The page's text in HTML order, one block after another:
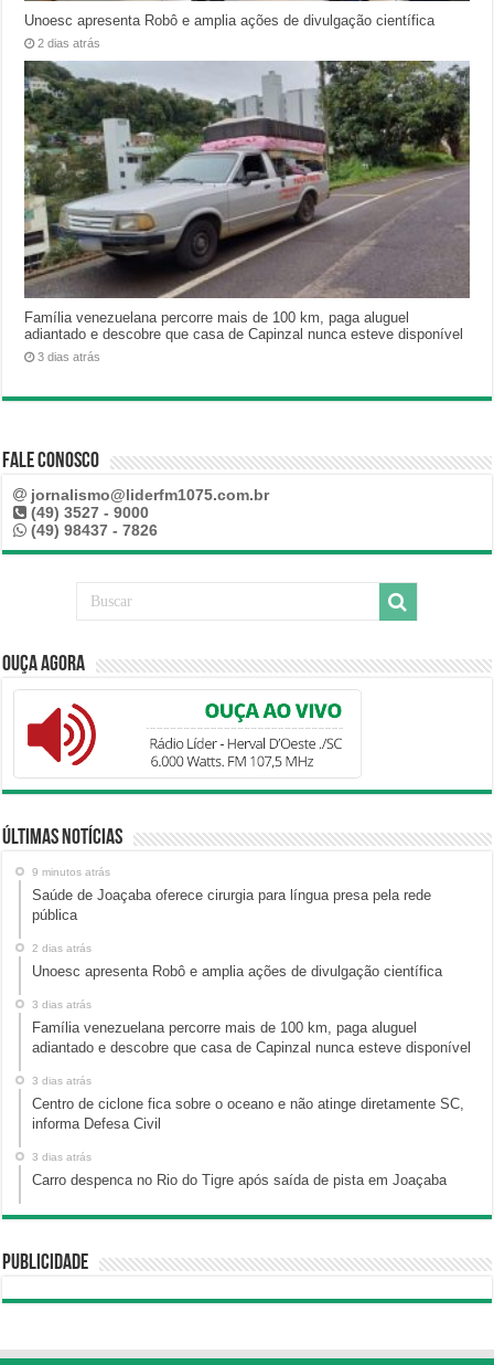
Unoesc apresenta Robô e amplia ações de divulgação científica
2 dias atrás
Família venezuelana percorre mais de 100 km, paga aluguel
adiantado e descobre que casa de Capinzal nunca esteve disponível
3 dias atrás
Fale Conosco
jornalismo@liderfm1075.com.br
(49) 3527 - 9000
(49) 98437 - 7826
Ouça Agora
Últimas Notícias
9 minutos atrás
Saúde de Joaçaba oferece cirurgia para língua presa pela rede
pública
2 dias atrás
Unoesc apresenta Robô e amplia ações de divulgação científica
3 dias atrás
Família venezuelana percorre mais de 100 km, paga aluguel
adiantado e descobre que casa de Capinzal nunca esteve disponível
3 dias atrás
Centro de ciclone fica sobre o oceano e não atinge diretamente SC,
informa Defesa Civil
3 dias atrás
Carro despenca no Rio do Tigre após saída de pista em Joaçaba
Publicidade